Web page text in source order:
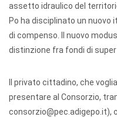
assetto idraulico del
Po ha disciplinato un
di compenso. Il nuovo
distinzione fra fondi di
Il privato cittadino, che
presentare al Consorzio,
consorzio@pec.adigepo.it),